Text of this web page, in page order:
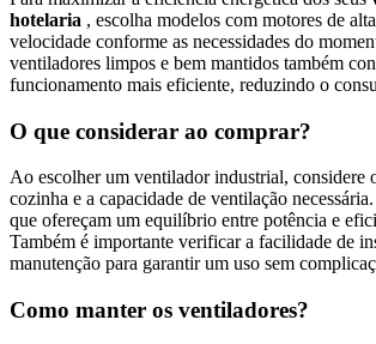
hotelaria , escolha modelos com motores de
velocidade conforme as necessidades do
ventiladores limpos e bem mantidos também
funcionamento mais eficiente, reduzindo o
O que considerar ao comprar?
Ao escolher um ventilador industrial, considere
cozinha e a capacidade de ventilação
que ofereçam um equilíbrio entre potência e
Também é importante verificar a facilidade de
manutenção para garantir um uso sem
Como manter os ventiladores?